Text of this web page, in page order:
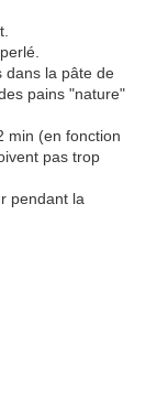
dans la pâte de
pains "nature"
min (en fonction
pas trop
pendant la